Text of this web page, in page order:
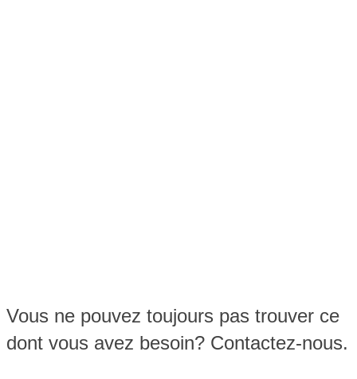
Vous ne pouvez toujours pas trouver ce
dont vous avez besoin? Contactez-nous.